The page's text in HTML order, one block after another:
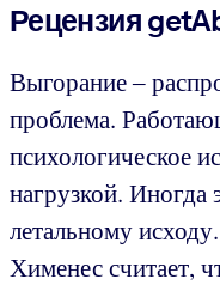
Рецензия
Выгорание ‒
проблема.
психологическое
нагрузкой. Иногда
летальному
Хименес считает,